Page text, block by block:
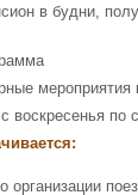
в будни,
воскресенья по
организации